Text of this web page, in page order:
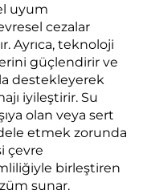
uyum
cezalar
Ayrıca, teknoloji
güçlendirir ve
destekleyerek
iyileştirir. Su
olan veya sert
etmek zorunda
çevre
birleştiren
sunar.